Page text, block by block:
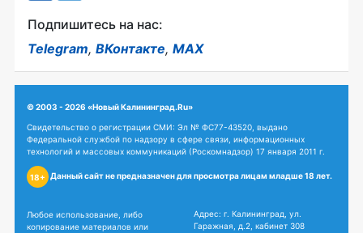
Подпишитесь на нас:
Telegram, ВКонтакте, MAX
© 2003 - 2026 «Новый Калининград.Ru»
Свидетельство о регистрации СМИ: Эл № ФС77-43520, выдано
Федеральной службой по надзору в сфере связи, информационных
технологий и массовых коммуникаций (Роскомнадзор) 17 января 2011 г.
18+ Данный сайт не предназначен для просмотра лицам младше 18 лет.
Любое использование, либо
копирование материалов или
Адрес: г. Калининград, ул.
Гаражная, д.2, кабинет 308